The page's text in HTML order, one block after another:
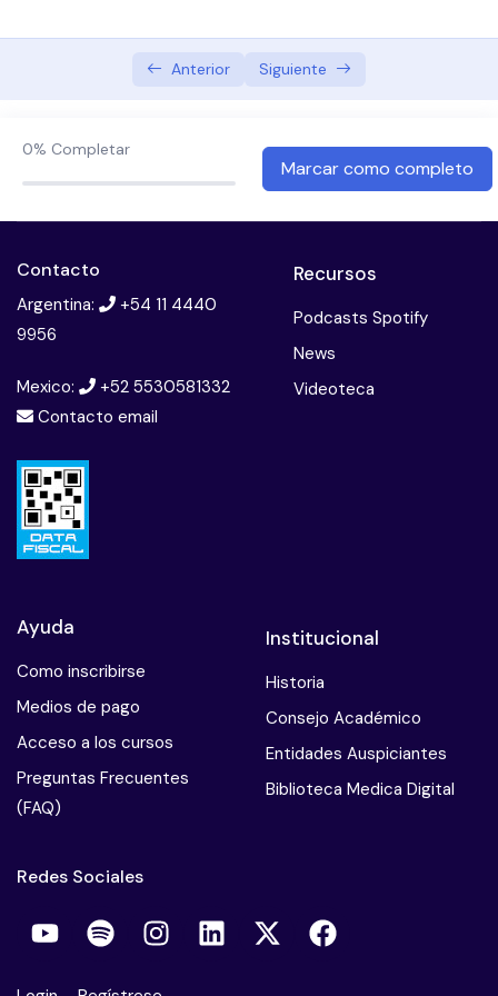
Introducción – Definición vegetarianismo – Avales
Leche materna
Vitamina D – Hierro
OMEGA 3 – Calcio – Zinc – Yodo – Proteínas –
Conclusiones
Anterior Siguiente
0% Completar
Marcar como completo
Contacto
Argentina:
+54 11 4440
9956
Mexico:
+52 5530581332
Contacto email
Recursos
Podcasts Spotify
News
Videoteca
Ayuda
Como inscribirse
Medios de pago
Acceso a los cursos
Preguntas Frecuentes
(FAQ)
Institucional
Historia
Consejo Académico
Entidades Auspiciantes
Biblioteca Medica Digital
Redes Sociales